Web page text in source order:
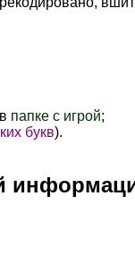
папке с игрой;
букв).